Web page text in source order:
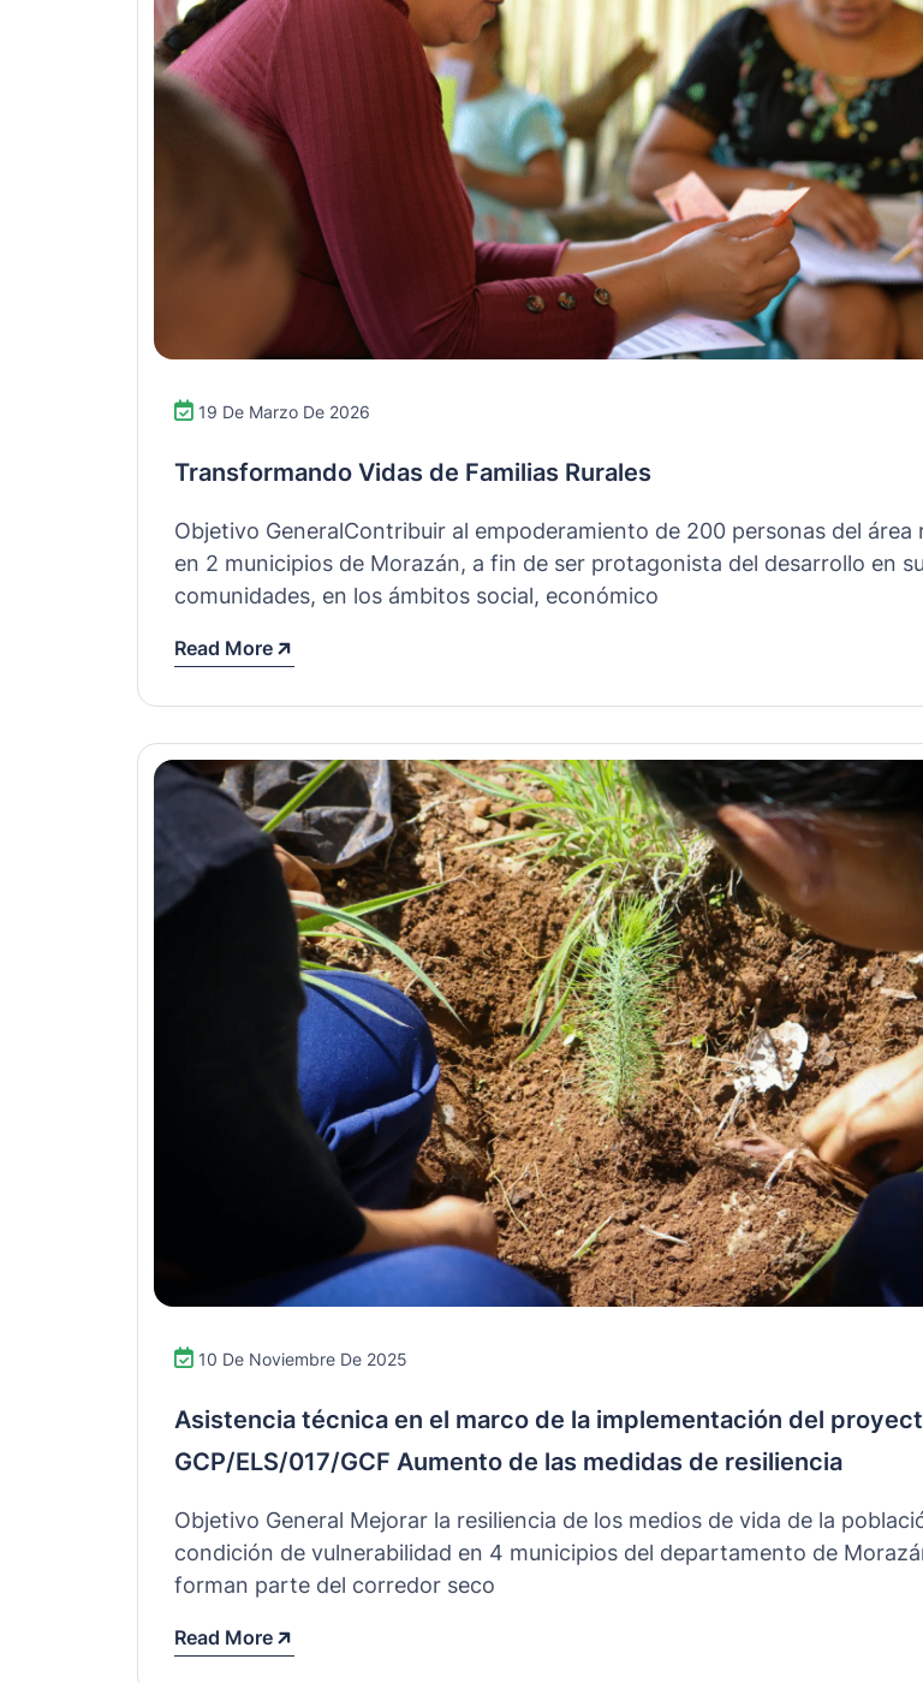
19 De Marzo De 2026
Transformando Vidas de Familias Rurales
Objetivo GeneralContribuir al empoderamiento de 200 personas del área
en 2 municipios de Morazán, a fin de ser protagonista del desarrollo en
comunidades, en los ámbitos social, económico
Read More
10 De Noviembre De 2025
Asistencia técnica en el marco de la implementación del
GCP/ELS/017/GCF Aumento de las medidas de resiliencia
Objetivo General Mejorar la resiliencia de los medios de vida de la
condición de vulnerabilidad en 4 municipios del departamento de
forman parte del corredor seco
Read More